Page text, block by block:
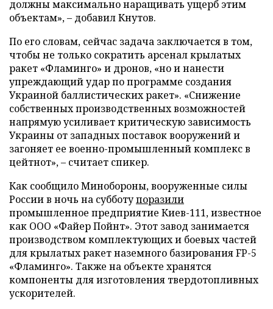
должны максимально наращивать ущерб этим
объектам», – добавил Кнутов.
По его словам, сейчас задача заключается в том,
чтобы не только сократить арсенал крылатых
ракет «Фламинго» и дронов, «но и нанести
упреждающий удар по программе создания
Украиной баллистических ракет». «Снижение
собственных производственных возможностей
напрямую усиливает критическую зависимость
Украины от западных поставок вооружений и
загоняет ее военно-промышленный комплекс в
цейтнот», – считает спикер.
Как сообщило Минобороны, вооруженные силы
России в ночь на субботупоразили
промышленное предприятие Киев-111, известное
как ООО «Файер Пойнт». Этот завод занимается
производством комплектующих и боевых частей
для крылатых ракет наземного базирования FP-5
«Фламинго». Также на объекте хранятся
компоненты для изготовления твердотопливных
ускорителей.